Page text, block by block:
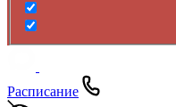
Расписание